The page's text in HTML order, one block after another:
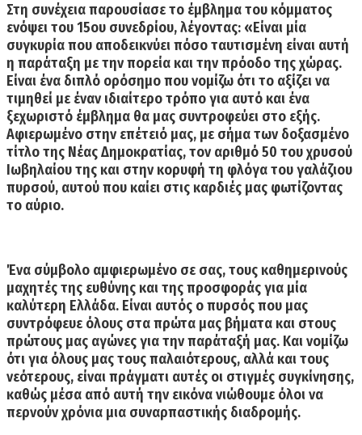
Στη συνέχεια παρουσίασετο έμβλημα του κόμματος
ενόψει του 15ου συνεδρίου,λέγοντας: «Είναι μία
συγκυρία που αποδεικνύει πόσο ταυτισμένη είναι αυτή
η παράταξη με την πορεία και την πρόοδο της χώρας.
Είναι ένα διπλό ορόσημο που νομίζω ότι το αξίζει να
τιμηθεί με έναν ιδιαίτερο τρόπο για αυτό και ένα
ξεχωριστό έμβλημα θα μας συντροφεύει στο εξής.
Αφιερωμένο στην επέτειό μας, με σήμα των δοξασμένο
τίτλο της Νέας Δημοκρατίας, τον αριθμό 50 του χρυσού
Ιωβηλαίου της και στην κορυφή τη φλόγα του γαλάζιου
πυρσού, αυτού που καίει στις καρδιές μας φωτίζοντας
το αύριο.
Ένα σύμβολο αμφιερωμένο σε σας, τους καθημερινούς
μαχητές της ευθύνης και της προσφοράς για μία
καλύτερη Ελλάδα. Είναι αυτός ο πυρσός που μας
συντρόφευε όλους στα πρώτα μας βήματα και στους
πρώτους μας αγώνες για την παράταξή μας. Και νομίζω
ότι για όλους μας τους παλαιότερους, αλλά και τους
νεότερους, είναι πράγματι αυτές οι στιγμές συγκίνησης,
καθώς μέσα από αυτή την εικόνα νιώθουμε όλοι να
περνούν χρόνια μια συναρπαστικής διαδρομής.